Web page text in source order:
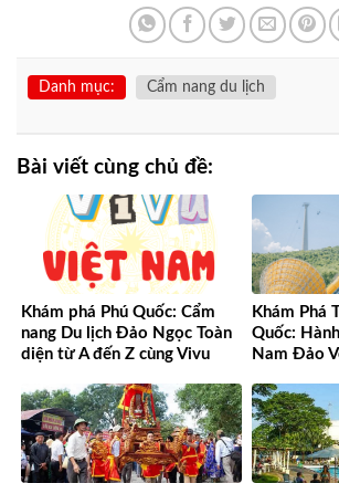
Danh mục: Cẩm nang du lịch
Bài viết cùng chủ đề:
Khám phá Phú Quốc: Cẩm
nang Du lịch Đảo Ngọc Toàn
diện từ A đến Z cùng Vivu
Khám Phá
Quốc:
Nam Đảo